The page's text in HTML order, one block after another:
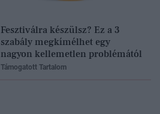
Fesztiválra készülsz? Ez a 3
szabály megkímélhet egy
nagyon kellemetlen problémától
Támogatott Tartalom